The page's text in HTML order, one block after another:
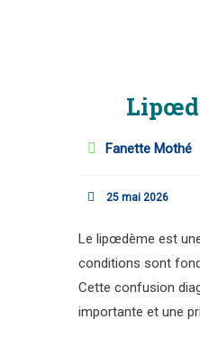
Fanette Mothé
25 mai 2026
Le lipœdème est
conditions sont
Cette confusion
importante et une